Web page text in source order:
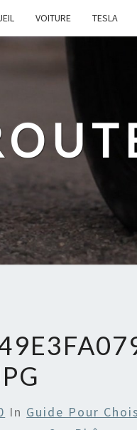
VOITURE TESLA
In Guide Pour